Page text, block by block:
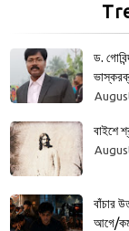
ড.
বাইশে
বাঁচার
আগে/